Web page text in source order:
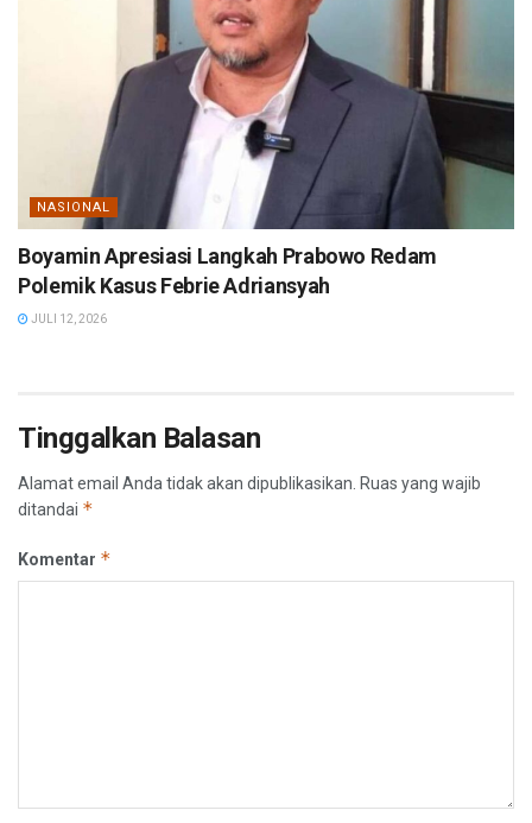
NASIONAL
Boyamin Apresiasi Langkah Prabowo Redam
Polemik Kasus Febrie Adriansyah
JULI 12, 2026
Tinggalkan Balasan
Alamat email Anda tidak akan dipublikasikan. Ruas yang wajib
ditandai *
Komentar *